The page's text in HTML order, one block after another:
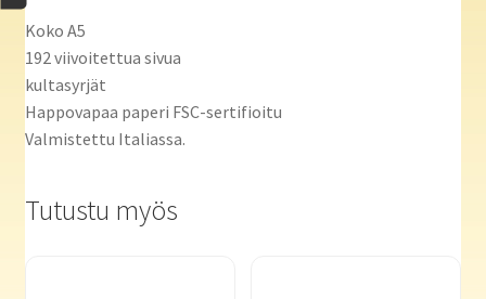
Koko A5
192 viivoitettua sivua
kultasyrjät
Happovapaa paperi FSC-sertifioitu
Valmistettu Italiassa.
Tutustu myös